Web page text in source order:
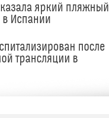
яркий пляжный
в Испании
после
трансляции в